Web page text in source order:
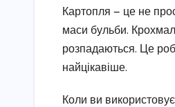
Картопля — це не
маси бульби.
розпадаються. Це
найцікавіше.
Коли ви